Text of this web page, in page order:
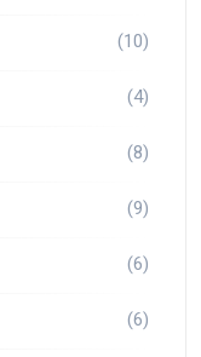
(10)
(4)
(8)
(9)
(6)
(6)